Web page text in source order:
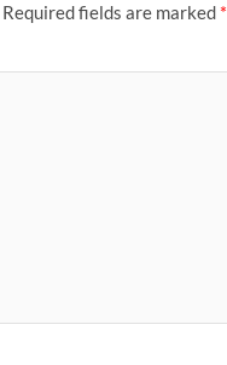
Required fields are marked *